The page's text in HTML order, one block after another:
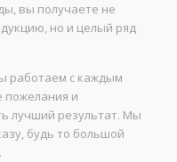
вы получаете не
но и целый ряд
работаем с каждым
пожелания и
лучший результат. Мы
будь то большой